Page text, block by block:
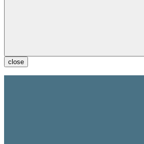
close